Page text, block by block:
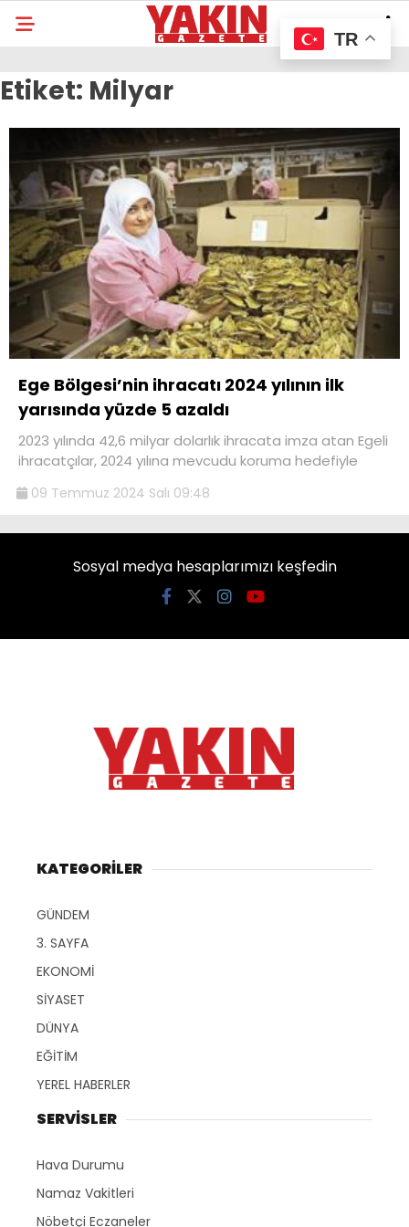
Etiket: Milyar
Ege Bölgesi’nin ihracatı 2024 yılının ilk
yarısında yüzde 5 azaldı
2023 yılında 42,6 milyar dolarlık ihracata imza atan Egeli
ihracatçılar, 2024 yılına mevcudu koruma hedefiyle
09 Temmuz 2024 Salı 09:48
Sosyal medya hesaplarımızı keşfedin
KATEGORİLER
GÜNDEM
3. SAYFA
EKONOMİ
SİYASET
DÜNYA
EĞİTİM
YEREL HABERLER
SERVİSLER
Hava Durumu
Namaz Vakitleri
Nöbetçi Eczaneler
TR